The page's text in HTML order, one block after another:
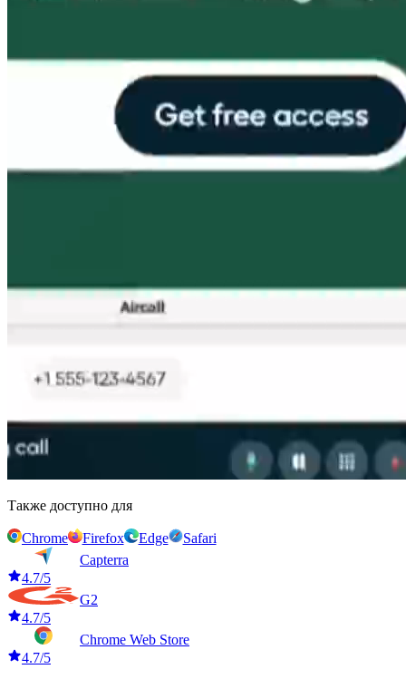
Также доступно для
Chrome Firefox Edge
Safari
Capterra
4.7/5
G2
4.7/5
Chrome Web Store
4.7/5